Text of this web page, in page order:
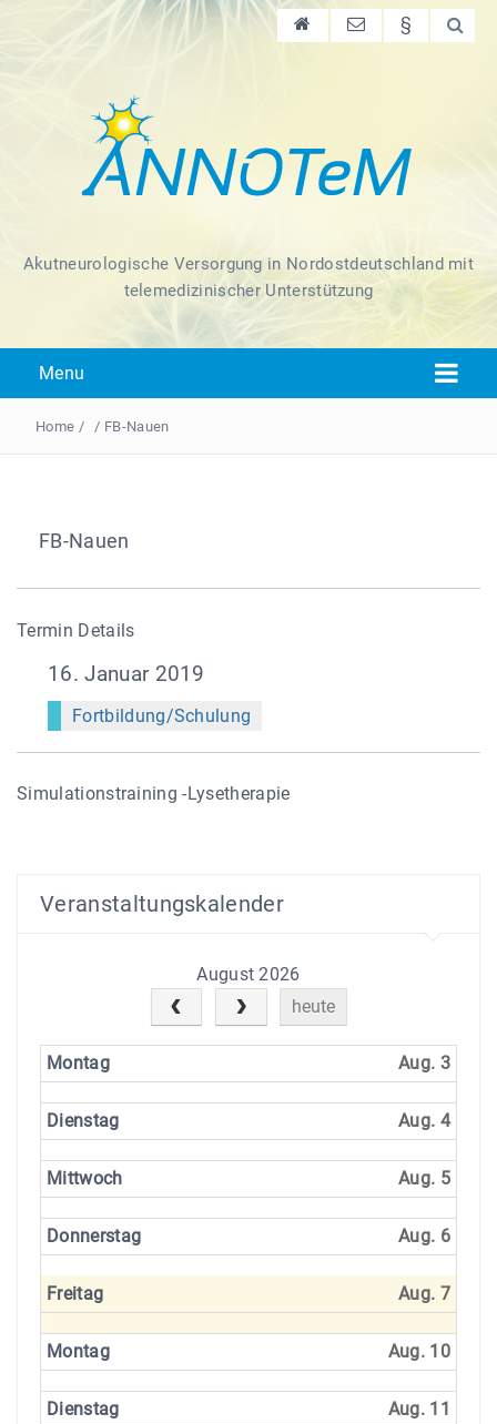
§
Akutneurologische Versorgung in Nordostdeutschland mit
telemedizinischer Unterstützung
Menu
Home / / FB-Nauen
FB-Nauen
Termin Details
16. Januar 2019
Fortbildung/Schulung
Simulationstraining -Lysetherapie
Veranstaltungskalender
August 2026
heute
Montag Aug. 3
Dienstag Aug. 4
Mittwoch Aug. 5
Donnerstag Aug. 6
Freitag Aug. 7
Montag Aug. 10
Dienstag Aug. 11